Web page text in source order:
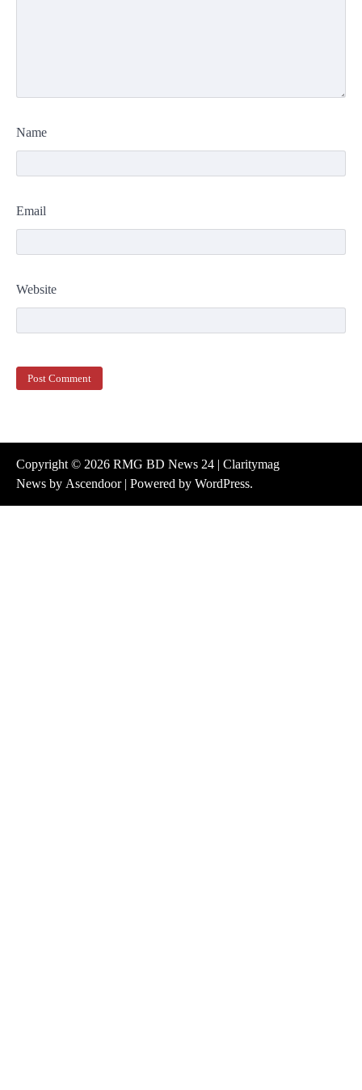
Name
Email
Website
Copyright © 2026 RMG BD News 24 | Claritymag
News by Ascendoor| Powered by WordPress.